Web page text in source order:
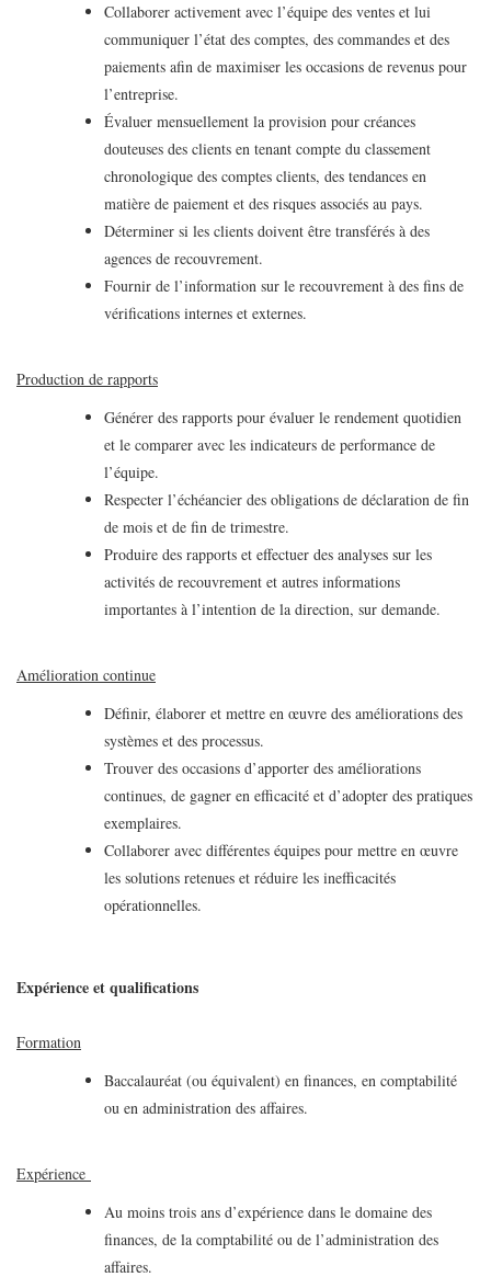
Collaborer activement avec l’équipe des ventes et lui
communiquer l’état des comptes, des commandes et des
paiements afin de maximiser les occasions de revenus pour
l’entreprise.
Évaluer mensuellement la provision pour créances
douteuses des clients en tenant compte du classement
chronologique des comptes clients, des tendances en
matière de paiement et des risques associés au pays.
Déterminer si les clients doivent être transférés à des
agences de recouvrement.
Fournir de l’information sur le recouvrement à des fins de
vérifications internes et externes.
Production de rapports
Générer des rapports pour évaluer le rendement quotidien
et le comparer avec les indicateurs de performance de
l’équipe.
Respecter l’échéancier des obligations de déclaration de fin
de mois et de fin de trimestre.
Produire des rapports et effectuer des analyses sur les
activités de recouvrement et autres informations
importantes à l’intention de la direction, sur demande.
Amélioration continue
Définir, élaborer et mettre en œuvre des améliorations des
systèmes et des processus.
Trouver des occasions d’apporter des améliorations
continues, de gagner en efficacité et d’adopter des pratiques
exemplaires.
Collaborer avec différentes équipes pour mettre en œuvre
les solutions retenues et réduire les inefficacités
opérationnelles.
Expérience et qualifications
Formation
Baccalauréat (ou équivalent) en finances, en comptabilité
ou en administration des affaires.
Expérience
Au moins trois ans d’expérience dans le domaine des
finances, de la comptabilité ou de l’administration des
affaires.